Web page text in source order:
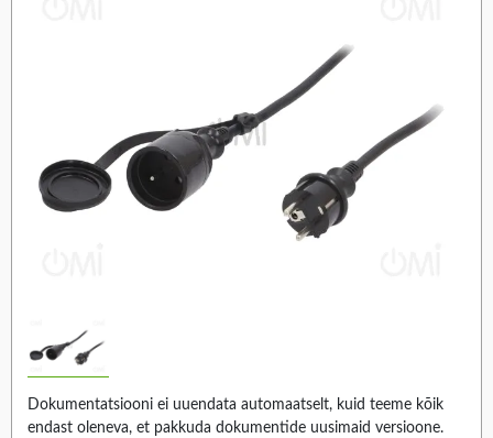
Dokumentatsiooni ei uuendata automaatselt, kuid teeme kõik
endast oleneva, et pakkuda dokumentide uusimaid versioone.